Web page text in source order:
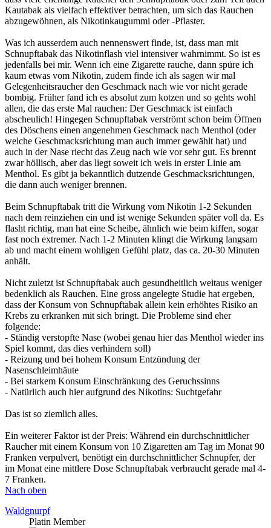
Kautabak als vielfach effektiver betrachten, um sich das Rauchen
abzugewöhnen, als Nikotinkaugummi oder -Pflaster.
Was ich ausserdem auch nennenswert finde, ist, dass man mit
Schnupftabak das Nikotinflash viel intensiver wahrnimmt. So ist es
jedenfalls bei mir. Wenn ich eine Zigarette rauche, dann spüre ich
kaum etwas vom Nikotin, zudem finde ich als sagen wir mal
Gelegenheitsraucher den Geschmack nach wie vor nicht gerade
bombig. Früher fand ich es absolut zum kotzen und so gehts wohl
allen, die das erste Mal rauchen: Der Geschmack ist einfach
abscheulich! Hingegen Schnupftabak verströmt schon beim Öffnen
des Döschens einen angenehmen Geschmack nach Menthol (oder
welche Geschmacksrichtung man auch immer gewählt hat) und
auch in der Nase riecht das Zeug nach wie vor sehr gut. Es brennt
zwar höllisch, aber das liegt soweit ich weis in erster Linie am
Menthol. Es gibt ja bekanntlich dutzende Geschmacksrichtungen,
die dann auch weniger brennen.
Beim Schnupftabak tritt die Wirkung vom Nikotin 1-2 Sekunden
nach dem reinziehen ein und ist wenige Sekunden später voll da. Es
flasht richtig, man hat eine Scheibe, ähnlich wie beim kiffen, sogar
fast noch extremer. Nach 1-2 Minuten klingt die Wirkung langsam
ab und macht einem wohligen Gefühl platz, das ca. 20-30 Minuten
anhält.
Nicht zuletzt ist Schnupftabak auch gesundheitlich weitaus weniger
bedenklich als Rauchen. Eine gross angelegte Studie hat ergeben,
dass der Konsum von Schnupftabak allein kein erhöhtes Risiko an
Krebs zu erkranken mit sich bringt. Die Probleme sind eher
folgende:
- Ständig verstopfte Nase (wobei genau hier das Menthol wieder ins
Spiel kommt, das dies verhindern soll)
- Reizung und bei hohem Konsum Entzündung der
Nasenschleimhäute
- Bei starkem Konsum Einschränkung des Geruchssinns
- Natürlich auch hier aufgrund des Nikotins: Suchtgefahr
Das ist so ziemlich alles.
Ein weiterer Faktor ist der Preis: Während ein durchschnittlicher
Raucher mit einem Konsum von 10 Zigaretten am Tag im Monat 90
Franken verpulvert, benötigt ein durchschnittlicher Schnupfer, der
im Monat eine mittlere Dose Schnupftabak verbraucht gerade mal 4-
7 Franken.
Nach oben
Waldgnurpf
Platin Member